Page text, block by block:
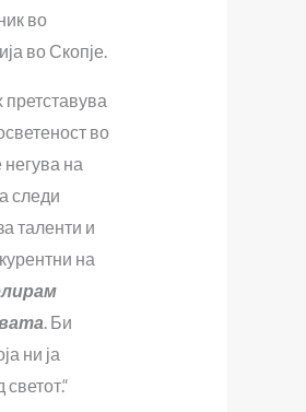
во
во Скопје.
во
на
следи
таленти и
на
. Би
ни ја